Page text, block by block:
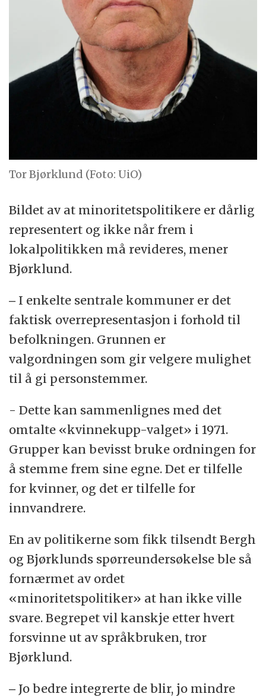
Tor Bjørklund (Foto: UiO)
Bildet av at minoritetspolitikere er dårlig
representert og ikke når frem i
lokalpolitikken må revideres, mener
Bjørklund.
‒ I enkelte sentrale kommuner er det
faktisk overrepresentasjon i forhold til
befolkningen. Grunnen er
valgordningen som gir velgere mulighet
til å gi personstemmer.
- Dette kan sammenlignes med det
omtalte «kvinnekupp-valget» i 1971.
Grupper kan bevisst bruke ordningen for
å stemme frem sine egne. Det er tilfelle
for kvinner, og det er tilfelle for
innvandrere.
En av politikerne som fikk tilsendt Bergh
og Bjørklunds spørreundersøkelse ble så
fornærmet av ordet
«minoritetspolitiker» at han ikke ville
svare. Begrepet vil kanskje etter hvert
forsvinne ut av språkbruken, tror
Bjørklund.
‒ Jo bedre integrerte de blir, jo mindre